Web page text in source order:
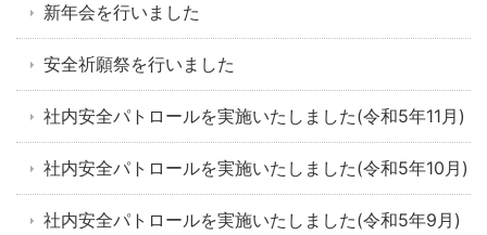
新年会を行いました
安全祈願祭を行いました
社内安全パトロールを実施いたしました(令和5年11月)
社内安全パトロールを実施いたしました(令和5年10月)
社内安全パトロールを実施いたしました(令和5年9月)